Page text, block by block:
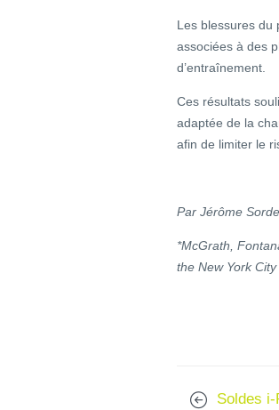
Les blessures du
associées à des
d’entraînement.
Ces résultats
adaptée de la
afin de limiter le
Par Jérôme
*McGrath,
the New York
Soldes